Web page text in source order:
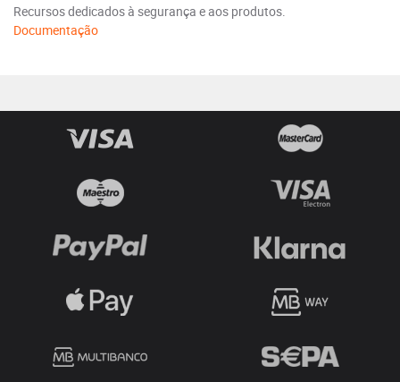
Recursos dedicados à segurança e aos produtos.
Documentação